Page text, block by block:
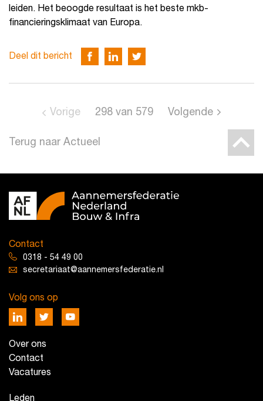
leiden. Het beoogde resultaat is het beste mkb-
financieringsklimaat van Europa.
Deel dit bericht
Terug naar Actueel
Vorige 298 van 579 Volgende
Contact
0318 - 54 49 00
secretariaat@aannemersfederatie.nl
Volg ons op
Over ons
Contact
Vacatures
Leden